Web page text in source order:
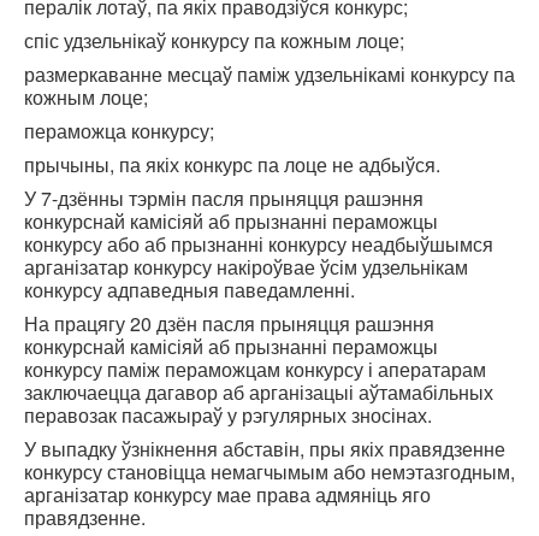
пералік лотаў, па якіх праводзіўся конкурс;
спіс удзельнікаў конкурсу па кожным лоце;
размеркаванне месцаў паміж удзельнікамі конкурсу па
кожным лоце;
пераможца конкурсу;
прычыны, па якіх конкурс па лоце не адбыўся.
У 7-дзённы тэрмін пасля прыняцця рашэння
конкурснай камісіяй аб прызнанні пераможцы
конкурсу або аб прызнанні конкурсу неадбыўшымся
арганізатар конкурсу накіроўвае ўсім удзельнікам
конкурсу адпаведныя паведамленні.
На працягу 20 дзён пасля прыняцця рашэння
конкурснай камісіяй аб прызнанні пераможцы
конкурсу паміж пераможцам конкурсу і аператарам
заключаецца дагавор аб арганізацыі аўтамабільных
перавозак пасажыраў у рэгулярных зносінах.
У выпадку ўзнікнення абставін, пры якіх правядзенне
конкурсу становіцца немагчымым або немэтазгодным,
арганізатар конкурсу мае права адмяніць яго
правядзенне.